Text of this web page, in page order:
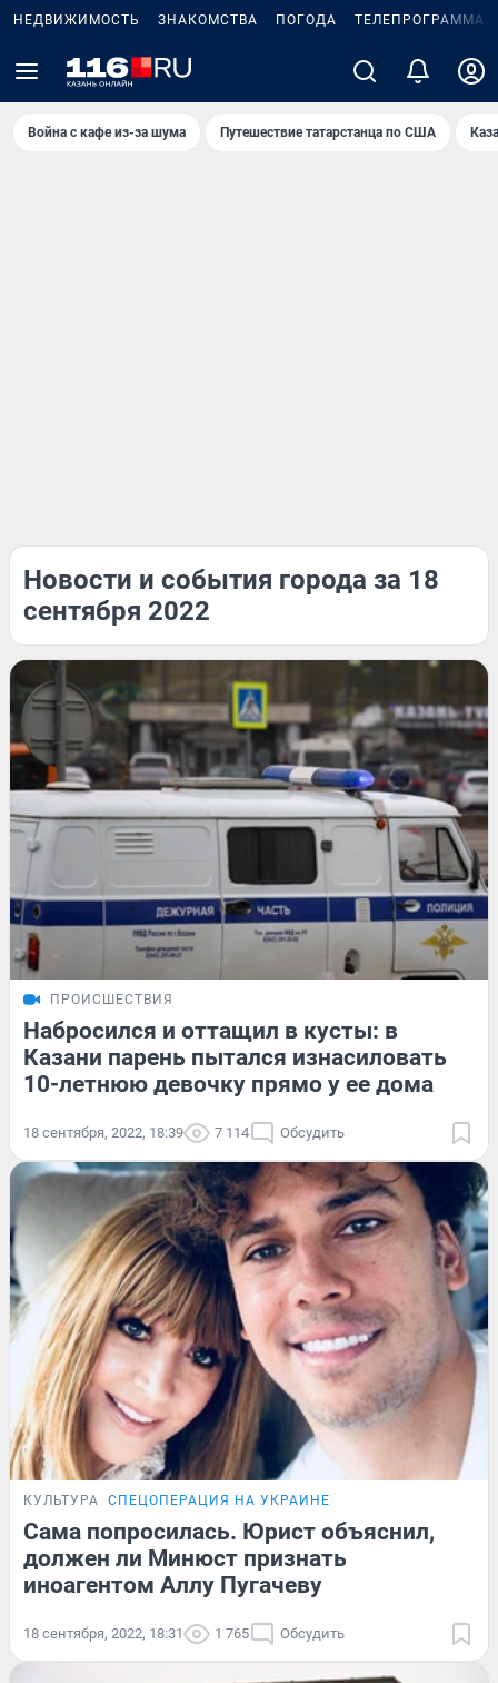
НЕДВИЖИМОСТЬ ЗНАКОМСТВА ПОГОДА ТЕЛЕПРОГРАММА
Война с кафе из-за шума Путешествие татарстанца по США
Новости и события города за 18
сентября 2022
ПРОИСШЕСТВИЯ
Набросился и оттащил в кусты: в
Казани парень пытался изнасиловать
10-летнюю девочку прямо у ее дома
18 сентября, 2022, 18:39 7 114 Обсудить
КУЛЬТУРА СПЕЦОПЕРАЦИЯ НА УКРАИНЕ
Сама попросилась. Юрист объяснил,
должен ли Минюст признать
иноагентом Аллу Пугачеву
18 сентября, 2022, 18:31 1 765 Обсудить